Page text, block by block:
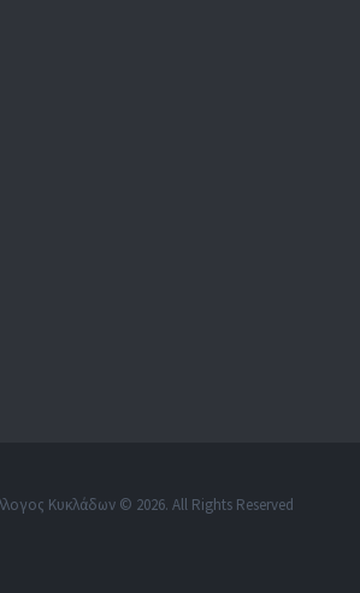
Κυκλάδων © 2026. All Rights Reserved